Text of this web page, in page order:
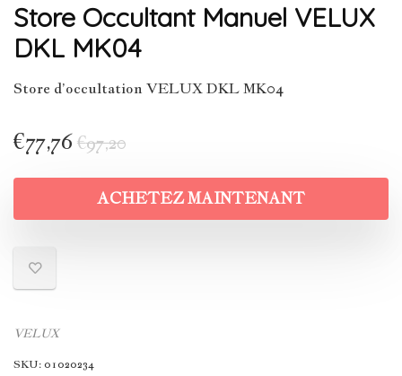
Store Occultant Manuel VELUX
DKL MK04
Store d’occultation VELUX DKL MK04
€97,20
€77,76
ACHETEZ MAINTENANT
VELUX
SKU:01020234